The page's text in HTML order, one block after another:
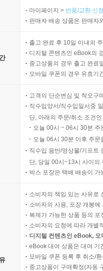
, 『네크로브』(139판)
룬티카』
치기로 결심한 과학자. 복잡
트 문학의 역사』
이 만들지 않은, 즉 실제 작
구분야와 다양한 갈래… 전5
페디아 전자44권 체험구독 제
정보를 어떻게 백과사전
’을 만나보시라.
페디아 체험판
학, 예견유출, 예견멸실… 실
마이페이지 > 반품/교환 신
판매자 배송 상품은 판매자
출고 완료 후 10일 이내의
디지털 콘텐츠인 eBook의
중고상품의 경우 출고 완료
모바일 쿠폰의 경우 유효기
고객의 단순변심 및 착오구
직수입양서/직수입일서중
단, 아래의 주문/취소 조건
오늘 00시 ~ 06시 30분
오늘 06시 30분 이후 주
직수입 음반/영상물/기프트
단, 당일 00시~13시 사이의
박스 포장은 택배 배송이
소비자의 책임 있는 사유로
소비자의 사용, 포장 개봉
복제가 가능한 상품 등의
소비자의 요청에 따라 개별
디지털 컨텐츠인 eBook,
eBook 대여 상품은 대여 기
모바일 쿠폰 등록 후 취소/
중고상품이 구매확정(자동